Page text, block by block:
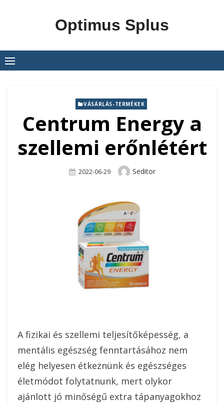
Optimus Splus
VÁSÁRLÁS-TERMÉKEK
Centrum Energy a
szellemi erőnlétért
Posted
2022-06-29 Author
Seditor
A fizikai és szellemi teljesítőképesség, a
mentális egészség fenntartásához nem
elég helyesen étkeznünk és egészséges
életmódot folytatnunk, mert olykor
ajánlott jó minőségű extra tápanyagokhoz